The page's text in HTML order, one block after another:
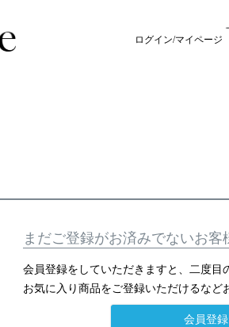
ログイン/マイページ
まだご登録がお済みでないお客
会員登録をしていただきますと、二度目
お気に入り商品をご登録いただけるなど
会員登録